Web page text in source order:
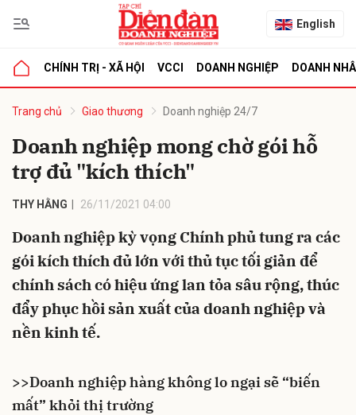
English
CHÍNH TRỊ - XÃ HỘI VCCI DOANH NGHIỆP DOANH
Trang chủ Giao thương Doanh nghiệp 24/7
Doanh nghiệp mong chờ gói hỗ
trợ đủ "kích thích"
THY HẰNG 26/11/2021 04:00
Doanh nghiệp kỳ vọng Chính phủ tung ra các
gói kích thích đủ lớn với thủ tục tối giản để
chính sách có hiệu ứng lan tỏa sâu rộng, thúc
đẩy phục hồi sản xuất của doanh nghiệp và
nền kinh tế.
>>Doanh nghiệp hàng không lo ngại sẽ “biến
mất” khỏi thị trường
luận
Hủy